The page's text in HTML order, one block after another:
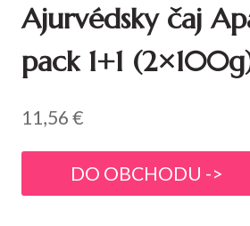
Ajurvédsky čaj
pack 1+1
11,56€
DO OBCHODU ->